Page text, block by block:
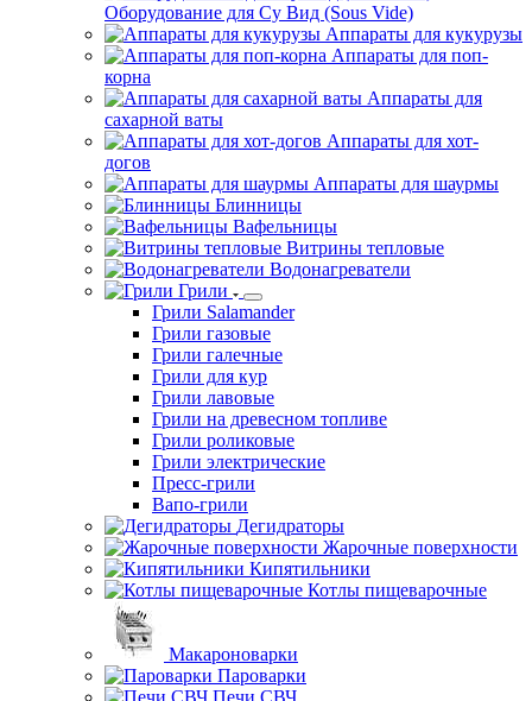
Оборудование для Су Вид (Sous Vide)
Аппараты для кукурузы
Аппараты для поп-
корна
Аппараты для
сахарной ваты
Аппараты для хот-
догов
Аппараты для шаурмы
Блинницы
Вафельницы
Витрины тепловые
Водонагреватели
Грили
Грили Salamander
Грили газовые
Грили галечные
Грили для кур
Грили лавовые
Грили на древесном топливе
Грили роликовые
Грили электрические
Пресс-грили
Вапо-грили
Дегидраторы
Жарочные поверхности
Кипятильники
Котлы пищеварочные
Макароноварки
Пароварки
Печи СВЧ